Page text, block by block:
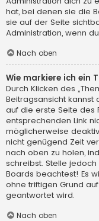
hat, bei denen sie die
sie auf der Seite
Administration, wenn
Nach oben
Wie markiere ich ein
Durch Klicken des
Beitragsansicht
auf die erste Seite des
entsprechenden Link
möglicherweise
nicht genügend Zeit
nach oben zu holen,
schreibst. Stelle
Boards beachtest! Es
ohne triftigen Grund
geantwortet wird.
Nach oben